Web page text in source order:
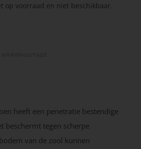
op voorraad en niet beschikbaar.
heeft een penetratie bestendige
beschermt tegen scherpe
van de zool kunnen